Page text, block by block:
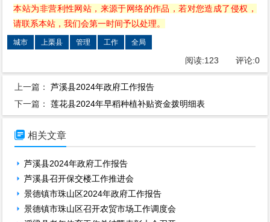
本站为非营利性网站，来源于网络的作品，若对您造成了侵权，
请联系本站，我们会第一时间予以处理。
城市 上栗县 管理 工作 全局
阅读:123 评论:0
上一篇：芦溪县2024年政府工作报告
下一篇：莲花县2024年早稻种植补贴资金拨明细表
 相关文章
芦溪县2024年政府工作报告
芦溪县召开保交楼工作推进会
景德镇市珠山区2024年政府工作报告
景德镇市珠山区召开农贸市场工作调度会